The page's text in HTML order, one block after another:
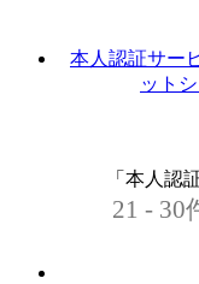
本人認証サー
ット
「本人認
21 - 30